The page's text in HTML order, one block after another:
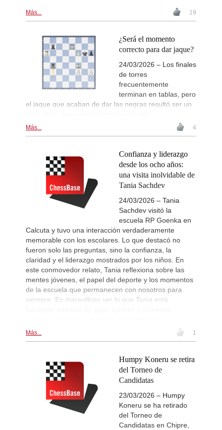
Más... 19
¿Será el momento
correcto para dar jaque?
24/03/2026 – Los finales
de torres
frecuentemente
terminan en tablas, pero
el jaque que acaban de dar las negras resultó ser un
Más... 4
Confianza y liderazgo
desde los ocho años:
una visita inolvidable de
Tania Sachdev
24/03/2026 – Tania
Sachdev visitó la
escuela RP Goenka en
Calcuta y tuvo una interacción verdaderamente
memorable con los escolares. Lo que destacó no
fueron solo las preguntas, sino la confianza, la
claridad y el liderazgo mostrados por los niños. En
este conmovedor relato, Tania reflexiona sobre las
mentes jóvenes, el papel del deporte y los momentos
de la escuela que permanecen con nosotros para
siempre. Es maravilloso ver lo que Tania está
Más... 1
Humpy Koneru se retira
del Torneo de
Candidatas
23/03/2026 – Humpy
Koneru se ha retirado
del Torneo de
Candidatas en Chipre,